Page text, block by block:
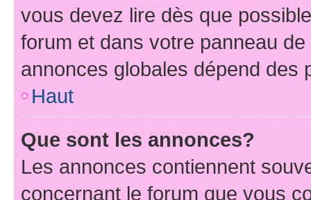
vous devez lire dès que
forum et dans votre panneau
annonces globales dépend des
Haut
Que sont les annonces?
Les annonces contiennent
concernant le forum que vous